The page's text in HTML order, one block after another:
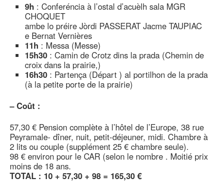
9h : Conferéncia à l’ostal d’acuèlh sala MGR
CHOQUET
ambe lo préire Jòrdi PASSERAT Jacme TAUPIAC
e Bernat Vernières
11h : Messa (Messe)
15h30 : Camin de Crotz dins la prada (Chemin de
croix dans la prairie,)
16h30 : Partença (Départ ) al portilhon de la prada
(à la petite porte de la prairie)
– Coût :
57,30 € Pension complète à l’hôtel de l’Europe, 38 rue
Peyramale- dîner, nuit, petit-déjeuner, midi. Chambre à
2 lits ou couple (supplément 25 € chambre seule).
98 € environ pour le CAR (selon le nombre . Moitié prix
moins de 18 ans.
TOTAL : 10 + 57,30 + 98 = 165,30 €